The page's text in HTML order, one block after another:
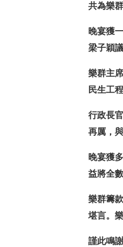
共為樂
晚宴獲
梁子穎
樂群主
民生工
行政長
再厲，
晚宴獲
益將全
樂群籌
堪言。
謹此鳴